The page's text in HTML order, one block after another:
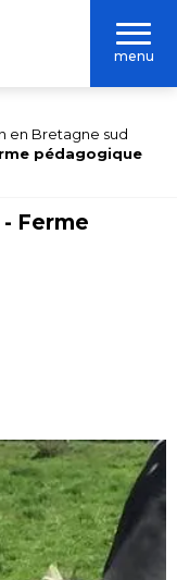
menu
en Bretagne sud
pédagogique
Ferme